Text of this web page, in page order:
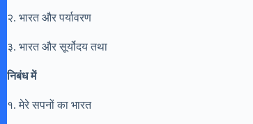
२. भारत और पर्यावरण
३. भारत और सूर्योदय तथा
निबंध में
१. मेरे सपनों का भारत